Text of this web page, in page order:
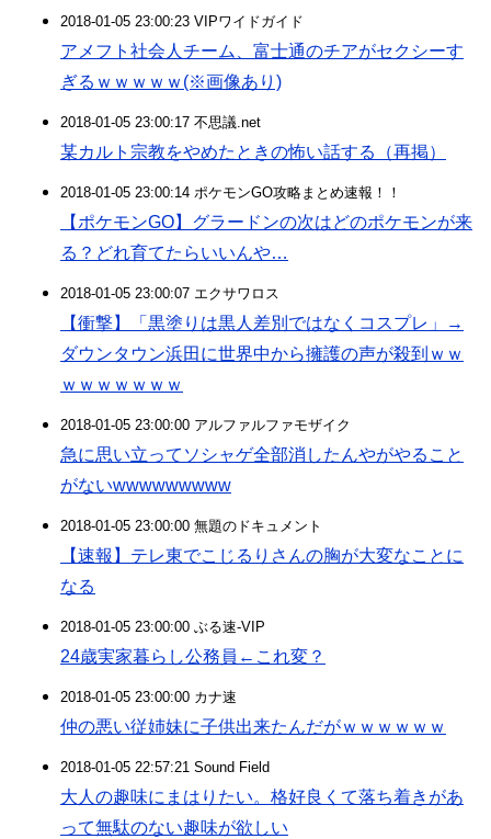
2018-01-05 23:00:23 VIPワイドガイド
アメフト社会人チーム、富士通のチアがセクシーす
ぎるｗｗｗｗｗ(※画像あり)
2018-01-05 23:00:17 不思議.net
某カルト宗教をやめたときの怖い話する（再掲）
2018-01-05 23:00:14 ポケモンGO攻略まとめ速報！！
【ポケモンGO】グラードンの次はどのポケモンが来
る？どれ育てたらいいんや…
2018-01-05 23:00:07 エクサワロス
【衝撃】「黒塗りは黒人差別ではなくコスプレ」→
ダウンタウン浜田に世界中から擁護の声が殺到ｗｗ
ｗｗｗｗｗｗｗ
2018-01-05 23:00:00 アルファルファモザイク
急に思い立ってソシャゲ全部消したんやがやること
がないwwwwwwwww
2018-01-05 23:00:00 無題のドキュメント
【速報】テレ東でこじるりさんの胸が大変なことに
なる
2018-01-05 23:00:00 ぶる速-VIP
24歳実家暮らし公務員←これ変？
2018-01-05 23:00:00 カナ速
仲の悪い従姉妹に子供出来たんだがｗｗｗｗｗｗ
2018-01-05 22:57:21 Sound Field
大人の趣味にまはりたい。格好良くて落ち着きがあ
って無駄のない趣味が欲しい